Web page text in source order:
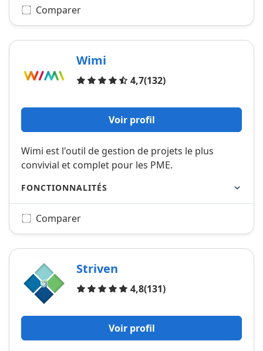
Comparer
Wimi
4,7(132)
Avis
Voir profil
Wimi est l'outil de gestion de projets le plus
convivial et complet pour les PME.
FONCTIONNALITÉS
Comparer
Striven
4,8(131)
Avis
Voir profil